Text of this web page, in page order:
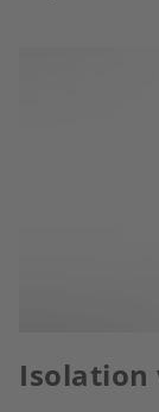
Isolation